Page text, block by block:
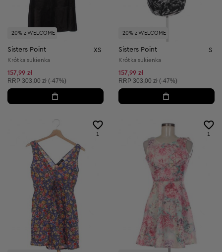
-20% z WELCOME
Sisters Point XS
Krótka sukienka
157,99 zł
Cena sugerowana:
RRP 303,00 zł (-47%)
-20% z WELCOME
Sisters Point S
Krótka sukienka
157,99 zł
Cena sugerowana:
RRP 303,00 zł (-47%)
1 1